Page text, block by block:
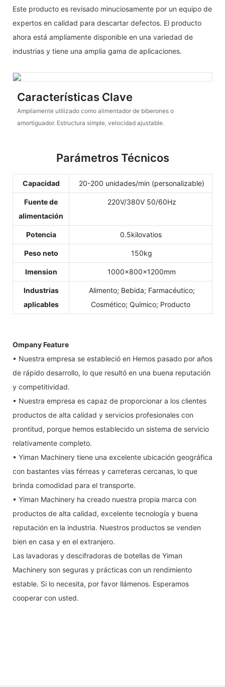
Este producto es revisado minuciosamente por un equipo de
expertos en calidad para descartar defectos. El producto
ahora está ampliamente disponible en una variedad de
industrias y tiene una amplia gama de aplicaciones.
Características Clave
Ampliamente utilizado como alimentador de biberones o
amortiguador. Estructura simple, velocidad ajustable.
Parámetros Técnicos
Capacidad 20-200 unidades/min (personalizable)
Fuente de
alimentación
220V/380V 50/60Hz
Potencia 0.5kilovatios
Peso neto 150kg
Imension 1000×800×1200mm
Industrias
aplicables
Alimento; Bebida; Farmacéutico;
Cosmético; Químico; Producto
Ompany Feature
• Nuestra empresa se estableció en Hemos pasado por años
de rápido desarrollo, lo que resultó en una buena reputación
y competitividad.
• Nuestra empresa es capaz de proporcionar a los clientes
productos de alta calidad y servicios profesionales con
prontitud, porque hemos establecido un sistema de servicio
relativamente completo.
• Yiman Machinery tiene una excelente ubicación geográfica
con bastantes vías férreas y carreteras cercanas, lo que
brinda comodidad para el transporte.
• Yiman Machinery ha creado nuestra propia marca con
productos de alta calidad, excelente tecnología y buena
reputación en la industria. Nuestros productos se venden
bien en casa y en el extranjero.
Las lavadoras y descifradoras de botellas de Yiman
Machinery son seguras y prácticas con un rendimiento
estable. Si lo necesita, por favor llámenos. Esperamos
cooperar con usted.